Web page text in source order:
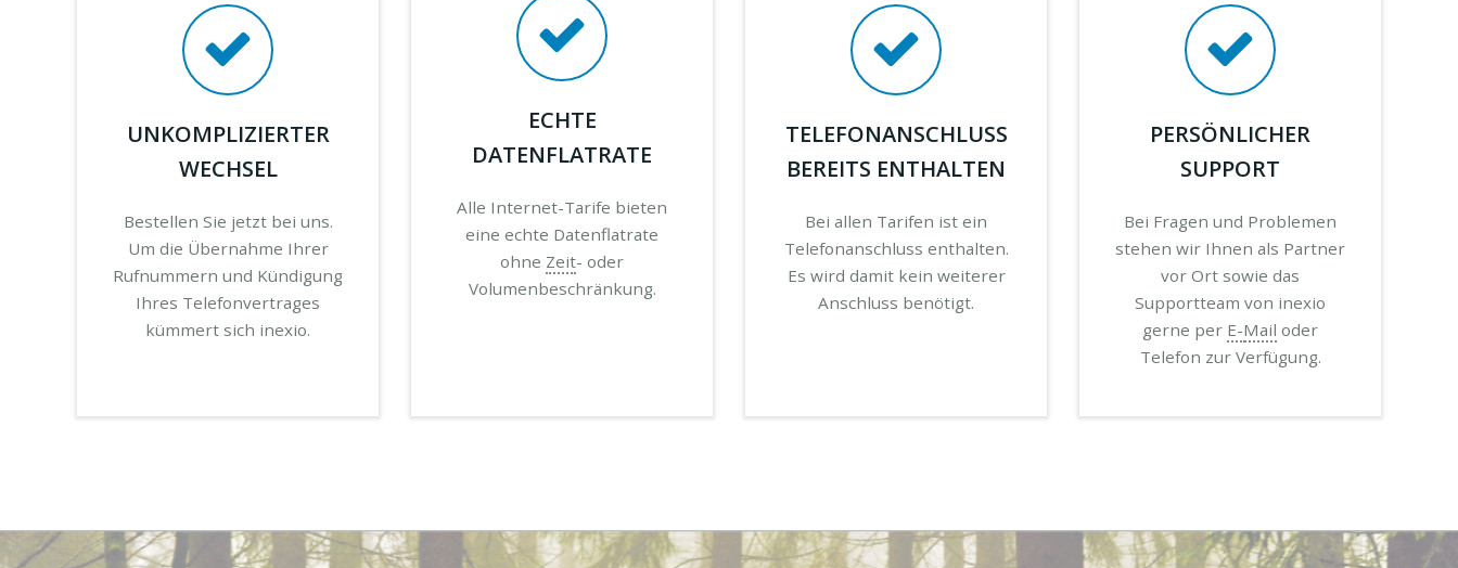
UNKOMPLIZIERTER
WECHSEL
Bestellen Sie jetzt bei uns.
Um die Übernahme Ihrer
Rufnummern und Kündigung
Ihres Telefonvertrages
kümmert sich inexio.
ECHTE
DATENFLATRATE
Alle Internet-Tarife bieten
eine echte Datenflatrate
ohne Zeit- oder
Volumenbeschränkung.
TELEFONANSCHLUSS
BEREITS ENTHALTEN
Bei allen Tarifen ist ein
Telefonanschluss enthalten.
Es wird damit kein weiterer
Anschluss benötigt.
PERSÖNLICHER
SUPPORT
Bei Fragen und Problemen
stehen wir Ihnen als Partner
vor Ort sowie das
Supportteam von inexio
gerne per E-Mail oder
Telefon zur Verfügung.